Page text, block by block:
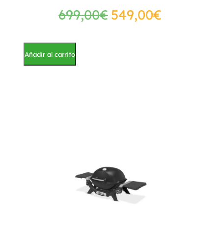
699,00€ 549,00€
Añadir al carrito